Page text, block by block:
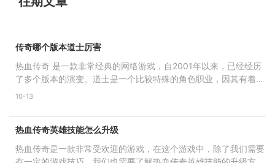
传奇哪个版本道士厉害
热血传奇 是一款非常经典的网络游戏，自2001年以来，已经经历
了多个版本的演变。道士是一个比较特殊的角色职业，因其有着自
愈和控制技能，所以在多
10-13
热血传奇英雄技能怎么升级
热血传奇是一款非常受欢迎的游戏，在这个游戏中，除了我们需要